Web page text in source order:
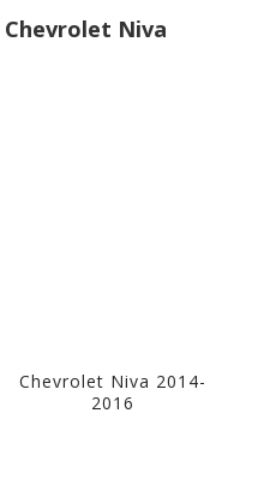
Chevrolet Niva
Chevrolet Niva 2014-
2016